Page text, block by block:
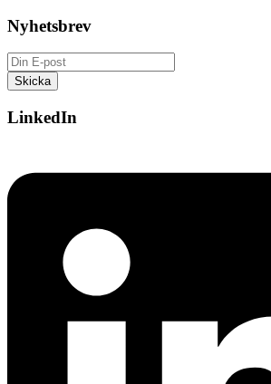
Nyhetsbrev
LinkedIn